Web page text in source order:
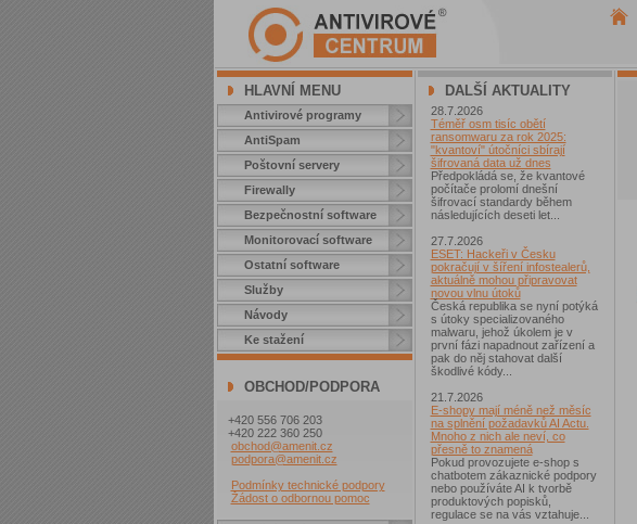
HLAVNÍ MENU
Antivirové programy
AntiSpam
Poštovní servery
Firewally
Bezpečnostní software
Monitorovací software
Ostatní software
Služby
Návody
Ke stažení
OBCHOD/PODPORA
+420 556 706 203
+420 222 360 250
obchod@amenit.cz
podpora@amenit.cz
Podmínky technické podpory
Žádost o odbornou pomoc
DALŠÍ AKTUALITY
28.7.2026
Téměř osm tisíc obětí
ransomwaru za rok 2025:
"kvantoví" útočníci sbírají
šifrovaná data už dnes
Předpokládá se, že kvantové
počítače prolomí dnešní
šifrovací standardy během
následujících deseti let...
27.7.2026
ESET: Hackeři v Česku
pokračují v šíření infostealerů,
aktuálně mohou připravovat
novou vlnu útoků
Česká republika se nyní potýká
s útoky specializovaného
malwaru, jehož úkolem je v
první fázi napadnout zařízení a
pak do něj stahovat další
škodlivé kódy...
21.7.2026
E-shopy mají méně než měsíc
na splnění požadavků AI Actu.
Mnoho z nich ale neví, co
přesně to znamená
Pokud provozujete e-shop s
chatbotem zákaznické podpory
nebo používáte AI k tvorbě
produktových popisků,
regulace se na vás vztahuje...